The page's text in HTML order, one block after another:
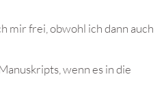
mir frei, obwohl ich dann auch
wenn es in die